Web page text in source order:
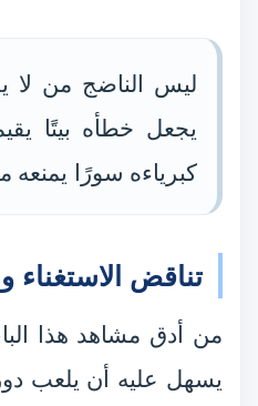
ليس الناضج من لا
يجعل خطأه بيتًا
كبرياءه سورًا يمنعه
تناقض الاستغناء
من أدق مشاهد هذا
يسهل عليه أن يلعب